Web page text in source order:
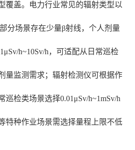
覆盖。电力行业常见的辐射类型以
分场景存在少量β射线，个人剂量
h~10Sv/h，可适配从日常巡检
量监测需求；辐射检测仪可根据作
巡检类场景选择0.01μSv/h~1mSv/h
特种作业场景需选择量程上限不低